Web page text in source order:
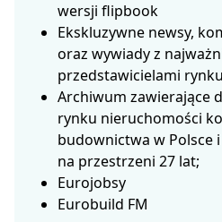
wersji flipbook
Ekskluzywne newsy,
oraz wywiady z
przedstawicielami
Archiwum zawierające
rynku nieruchomości
budownictwa w Polsce
na przestrzeni 27 lat;
Eurojobsy
Eurobuild FM